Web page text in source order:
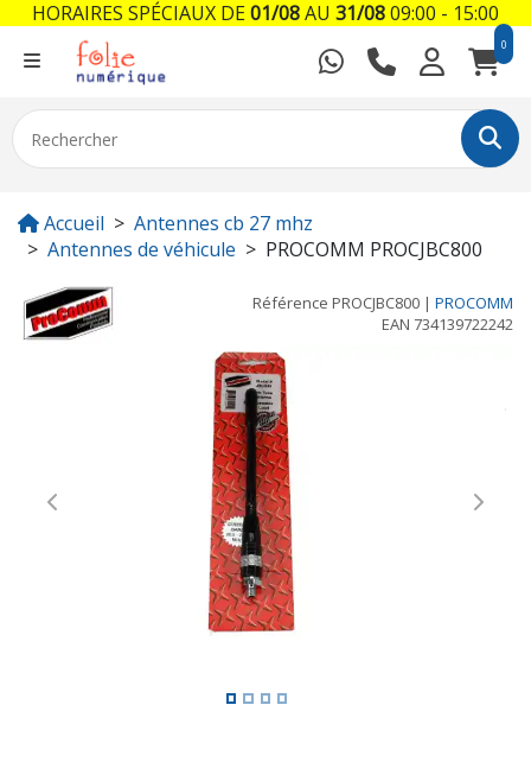
0
Accueil
Antennes cb 27 mhz
Antennes de véhicule
PROCOMM PROCJBC800
Référence PROCJBC800 | PROCOMM
EAN 734139722242
Previous Next
HORAIRES SPÉCIAUX DE01/08AU 31/0809:00 - 15:00